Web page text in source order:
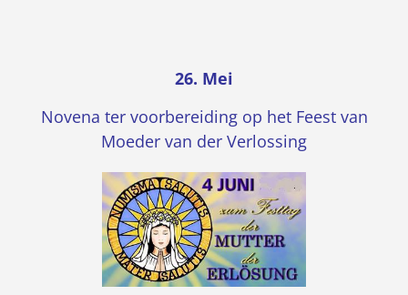
26. Mei
Novena ter voorbereiding op het Feest van
Moeder van der Verlossing